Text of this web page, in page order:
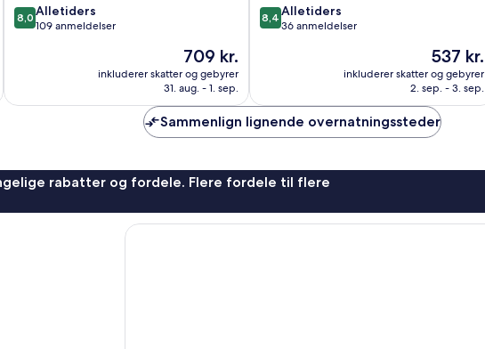
8.0
ud
anmeldelser
8,0 Alletiders
109 anmeldelser
Prisen
er
709 kr.
709 kr.
inkluderer skatter og gebyrer
31. aug. - 1. sep.
8.4
ud
anmeldelser
8,4 Alletiders
36 anmeldelser
Prisen
er
537 kr.
537 kr.
inkluderer skatter og gebyrer
2. sep. - 3. sep.
Sammenlign lignende overnatningssteder
rabatter og fordele. Flere fordele til flere